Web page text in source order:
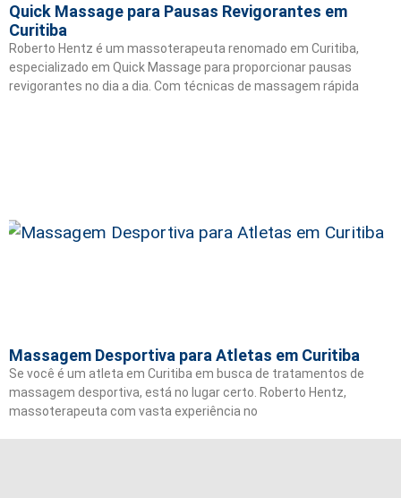
Quick Massage para Pausas Revigorantes em
Curitiba
Roberto Hentz é um massoterapeuta renomado em Curitiba,
especializado em Quick Massage para proporcionar pausas
revigorantes no dia a dia. Com técnicas de massagem rápida
Massagem Desportiva para Atletas em Curitiba
Se você é um atleta em Curitiba em busca de tratamentos de
massagem desportiva, está no lugar certo. Roberto Hentz,
massoterapeuta com vasta experiência no